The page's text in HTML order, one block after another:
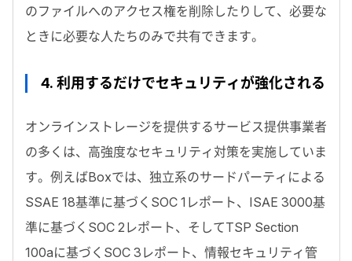
のファイルへのアクセス権を削除したりして、必要な
ときに必要な人たちのみで共有できます。
4. 利用するだけでセキュリティが強化される
オンラインストレージを提供するサービス提供事業者
の多くは、高強度なセキュリティ対策を実施していま
す。例えばBoxでは、独立系のサードパーティによる
SSAE 18基準に基づくSOC 1レポート、ISAE 3000基
準に基づくSOC 2レポート、そしてTSP Section
100aに基づくSOC 3レポート、情報セキュリティ管